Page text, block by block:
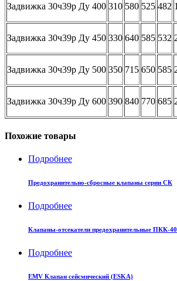
Задвижка 30ч39р Ду 400 310 580 525 482
Задвижка 30ч39р Ду 450 330 640 585 532
Задвижка 30ч39р Ду 500 350 715 650 585
Задвижка 30ч39р Ду 600 390 840 770 685
Похожие товары
Подробнее
Предохранительно-сбросные клапаны серии СК
Подробнее
Клапаны-отсекатели предохранительные
Подробнее
EMV Клапан сейсмический (ESKA)